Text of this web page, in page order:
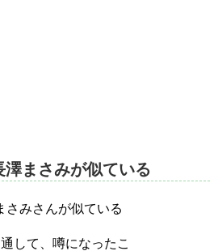
まさみが似ている
さみさんが似ている
して、噂になったこ